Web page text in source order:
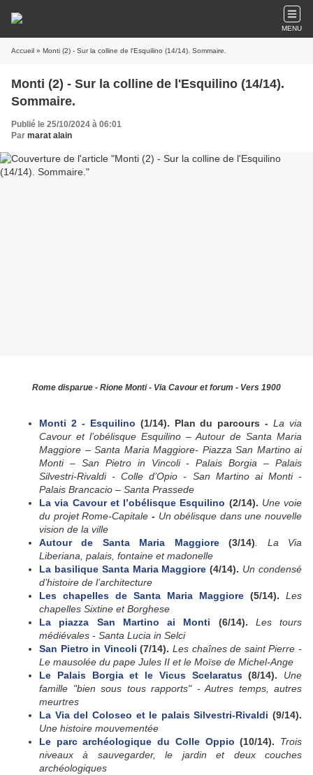
MENU
Accueil » Monti (2) - Sur la colline de l'Esquilino (14/14). Sommaire.
Monti (2) - Sur la colline de l'Esquilino (14/14).
Sommaire.
Publié le 25/10/2024 à 06:01
Par marat alain
Rome disparue - Rione Monti - Via Cavour et forum - Vers 1900
Monti 2 - Esquilino (1/14). Plan du parcours -La via
Cavour et l’obélisque Esquilino – Autour de Santa Maria
Maggiore – Santa Maria Maggiore- Piazza San Martino ai
Monti – San Pietro in Vincoli - Palais Borgia – Palais
Silvestri-Rivaldi - Colle d’Opio - San Martino ai Monti -
Palais Brancacio – Santa Prassede
La via Cavour et l’obélisque Esquilino (2/14). Une voie
du projet Rome-Capitale - Un obélisque dans une nouvelle
vision de la ville
Autour de Santa Maria Maggiore(3/14) . La Via
Liberiana, palais, fontaine et madonelle
La basilique Santa Maria Maggiore (4/14). Un condensé
d’histoire de l’architecture
Les chapelles de Santa Maria Maggiore (5/14). Les
chapelles Sixtine et Borghese
La piazza San Martino ai Monti (6/14). Les tours
médiévales - Santa Lucia in Selci
San Pietro in Vincoli (7/14).Les chaînes de saint Pierre -
Le mausolée du pape Jules II et le Moïse de Michel-Ange
Le Palais Borgia et le Vicus Scelaratus(8/14). Une
famille "bien sous tous rapports" - Autres temps, autres
meurtres
La Via del Coloseo et le palais Silvestri-Rivaldi (9/14).
Une histoire mouvementée
Le parc archéologique du Colle Oppio (10/14). Trois
niveaux à sauvegarder,
le jardin et deux couches
archéologiques